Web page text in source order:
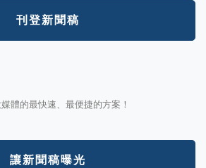
刊登新聞稿
體的最快速、最便捷的方案！
讓新聞稿曝光